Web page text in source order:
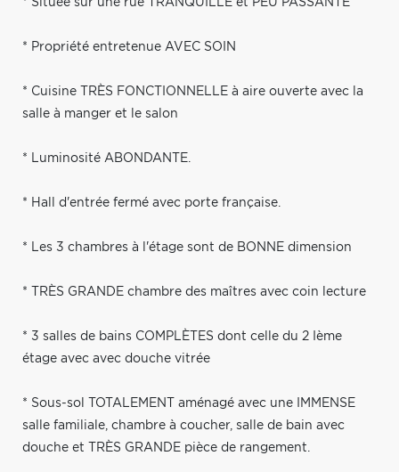
* Située sur une rue TRANQUILLE et PEU PASSANTE
* Propriété entretenue AVEC SOIN
* Cuisine TRÈS FONCTIONNELLE à aire ouverte avec la
salle à manger et le salon
* Luminosité ABONDANTE.
* Hall d'entrée fermé avec porte française.
* Les 3 chambres à l'étage sont de BONNE dimension
* TRÈS GRANDE chambre des maîtres avec coin lecture
* 3 salles de bains COMPLÈTES dont celle du 2 Ième
étage avec avec douche vitrée
* Sous-sol TOTALEMENT aménagé avec une IMMENSE
salle familiale, chambre à coucher, salle de bain avec
douche et TRÈS GRANDE pièce de rangement.